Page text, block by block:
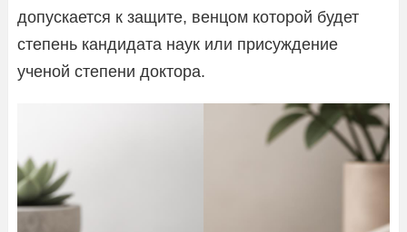
допускается к защите, венцом которой будет
степень кандидата наук или присуждение
ученой степени доктора.